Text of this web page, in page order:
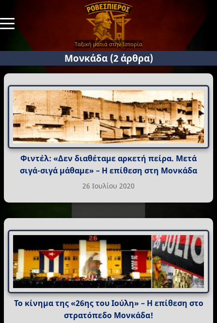
Ταξική ματιά στην Ιστορία
Μονκάδα (2 άρθρα)
Φιντέλ: «Δεν διαθέταμε αρκετή πείρα. Μετά
σιγά-σιγά μάθαμε» – Η επίθεση στη Μονκάδα
26 Ιουλίου 2020
Το κίνημα της «26ης του Ιούλη» – Η επίθεση στο
στρατόπεδο Μονκάδα!